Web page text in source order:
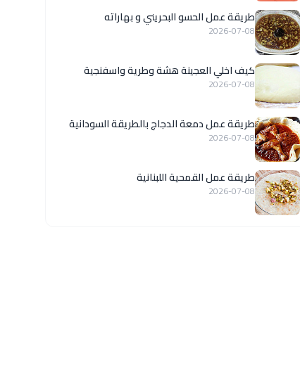
طريقة عمل الحسو البحريني و بهاراته
2026-07-08
كيف اخلي العجينة هشة وطرية واسفنجية
2026-07-08
طريقة عمل دمعة الدجاج بالطريقة السودانية
2026-07-08
طريقة عمل القمحية اللبنانية
2026-07-08